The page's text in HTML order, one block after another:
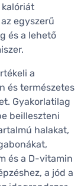
kalóriát
egyszerű
és a lehető
a
és természetes
Gyakorlatilag
beilleszteni
halakat,
és a D-vitamin
a jód a